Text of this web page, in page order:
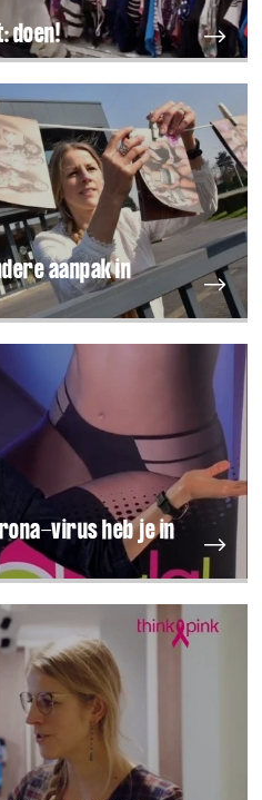
doen!
aanpak in
virus heb je in